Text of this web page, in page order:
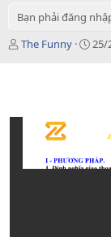
Bạn phải đăng
T
ả
The Funny
C
d
25/